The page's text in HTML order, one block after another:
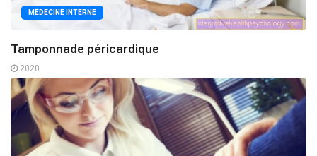
MÉDECINE INTERNE
Tamponnade péricardique
2020